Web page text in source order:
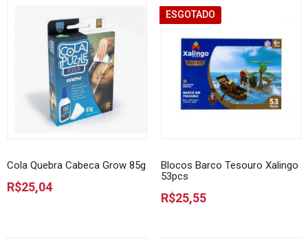
Cola Quebra Cabeca Grow 85g
R$25,04
ESGOTADO
Blocos Barco Tesouro Xalingo
53pcs
R$25,55